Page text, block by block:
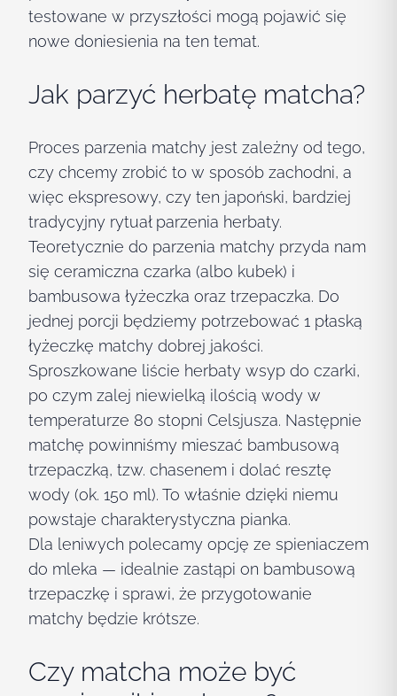
testowane w przyszłości mogą pojawić się
nowe doniesienia na ten temat.
Jak parzyć herbatę matcha?
Proces parzenia matchy jest zależny od tego,
czy chcemy zrobić to w sposób zachodni, a
więc ekspresowy, czy ten japoński, bardziej
tradycyjny rytuał parzenia herbaty.
Teoretycznie do parzenia matchy przyda nam
się ceramiczna czarka (albo kubek) i
bambusowa łyżeczka oraz trzepaczka. Do
jednej porcji będziemy potrzebować 1 płaską
łyżeczkę matchy dobrej jakości.
Sproszkowane liście herbaty wsyp do czarki,
po czym zalej niewielką ilością wody w
temperaturze 80 stopni Celsjusza. Następnie
matchę powinniśmy mieszać bambusową
trzepaczką, tzw. chasenem i dolać resztę
wody (ok. 150 ml). To właśnie dzięki niemu
powstaje charakterystyczna pianka.
Dla leniwych polecamy opcję ze spieniaczem
do mleka — idealnie zastąpi on bambusową
trzepaczkę i sprawi, że przygotowanie
matchy będzie krótsze.
Czy matcha może być